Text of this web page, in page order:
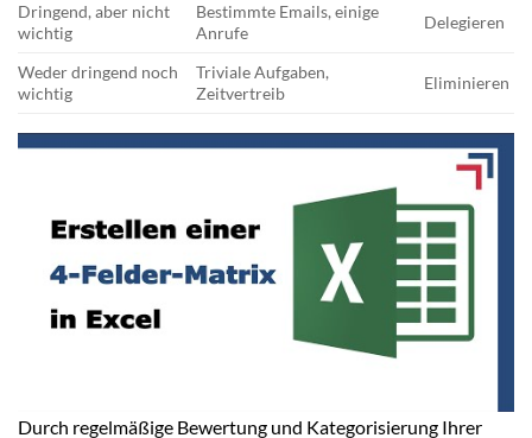
Dringend, aber nicht
wichtig
Bestimmte Emails, einige
Anrufe
Delegieren
Weder dringend noch
wichtig
Triviale Aufgaben,
Zeitvertreib
Eliminieren
Durch regelmäßige Bewertung und Kategorisierung Ihrer